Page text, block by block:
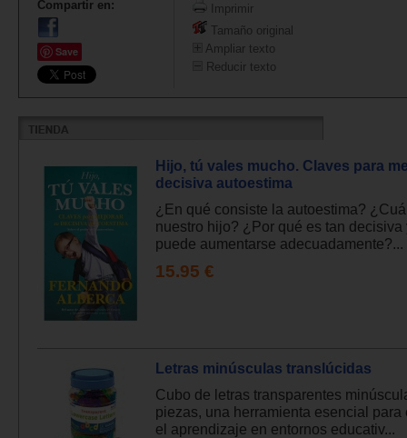
Compartir en:
Save
Imprimir
Tamaño original
Ampliar texto
Reducir texto
Hijo, tú vales mucho. Claves para
decisiva autoestima
¿En qué consiste la autoestima?
nuestro hijo? ¿Por qué es tan decisiva
puede aumentarse adecuadamente?...
15.95 €
Letras minúsculas translúcidas
Cubo de letras transparentes
piezas, una herramienta esencial para
el aprendizaje en entornos educativ...